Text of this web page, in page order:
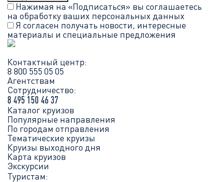
Нажимая на «Подписаться» вы соглашаетесь
на обработку ваших персональных данных
Я согласен получать новости, интересные
материалы и специальные предложения
Контактный центр:
8 800 555 05 05
Агентствам
Сотрудничество:
8 495 150 46 37
Каталог круизов
Популярные направления
По городам отправления
Тематические круизы
Круизы выходного дня
Карта круизов
Экскурсии
Туристам: